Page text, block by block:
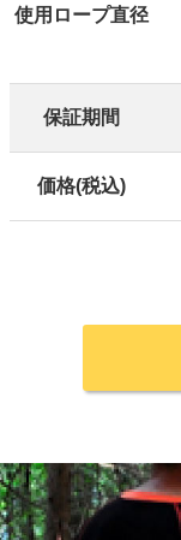
使用ロープ直径
保証期間
価格(税込)